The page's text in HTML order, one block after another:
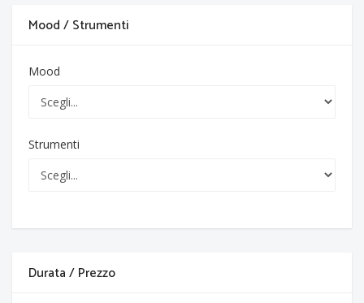
Mood / Strumenti
Mood
Strumenti
Durata / Prezzo